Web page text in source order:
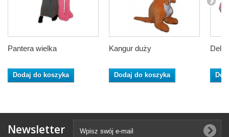
Pantera wielka
Dodaj do koszyka
Kangur duży
Dodaj do koszyka
Newsletter